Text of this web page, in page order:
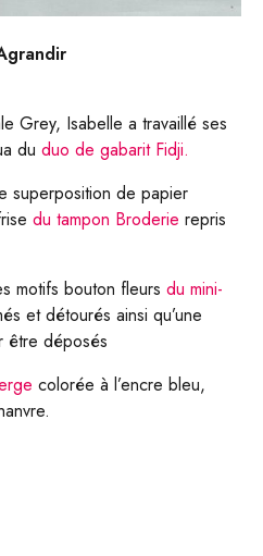
Grey, Isabelle a travaillé ses
du duo de gabarit Fidji.
superposition de papier
du tampon Broderie repris
motifs bouton fleurs du mini-
et détourés ainsi qu’une
être déposés
colorée à l’encre bleu,